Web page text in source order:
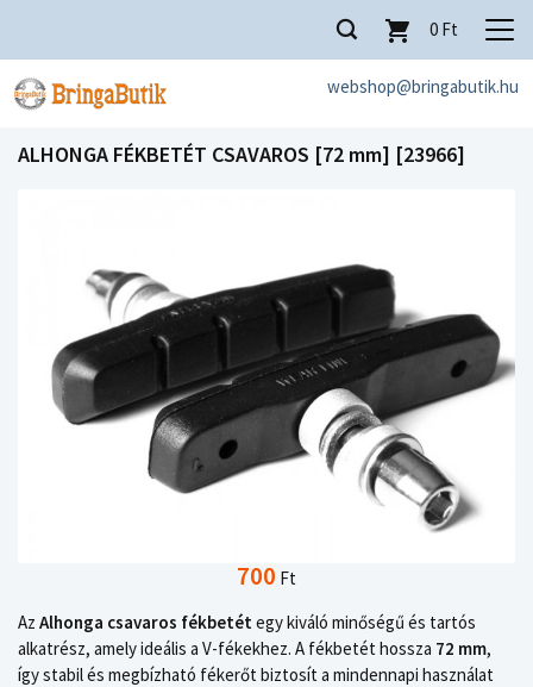
webshop@bringabutik.hu
0 Ft
ALHONGA FÉKBETÉT CSAVAROS [72 mm] [23966]
700 Ft
Az Alhonga csavaros fékbetét egy kiváló minőségű és tartós
alkatrész, amely ideális a V-fékekhez. A fékbetét hossza 72 mm,
így stabil és megbízható fékerőt biztosít a mindennapi használat